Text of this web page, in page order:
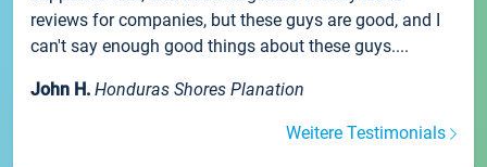
reviews for companies, but these guys are good, and I
can't say enough good things about these guys....
John H. Honduras Shores Planation
Weitere Testimonials